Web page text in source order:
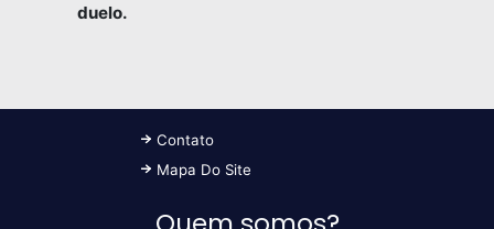
duelo.
Contato
Mapa Do Site